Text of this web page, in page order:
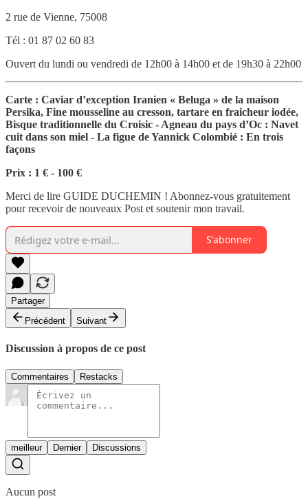
2 rue de Vienne, 75008
Tél : 01 87 02 60 83
Ouvert du lundi ou vendredi de 12h00 à 14h00 et de 19h30 à 22h00
Carte : Caviar d’exception Iranien « Beluga » de la maison
Persika, Fine mousseline au cresson, tartare en fraicheur iodée,
Bisque traditionnelle du Croisic - Agneau du pays d’Oc : Navet
cuit dans son miel - La figue de Yannick Colombié : En trois
façons
Prix : 1 € - 100 €
Merci de lire GUIDE DUCHEMIN ! Abonnez-vous gratuitement
pour recevoir de nouveaux Post et soutenir mon travail.
S'abonner
Partager
Précédent
Suivant
Discussion à propos de ce post
Commentaires Restacks
meilleur Dernier Discussions
Aucun post